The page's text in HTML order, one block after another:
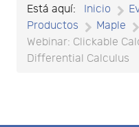
Está aquí: Inicio
Productos
Maple
Webinar: Clickable
Differential Calculus